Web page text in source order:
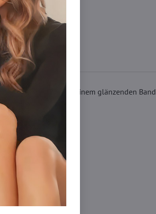
0
im unteren Teil mit einem glänzenden Band
boxerky